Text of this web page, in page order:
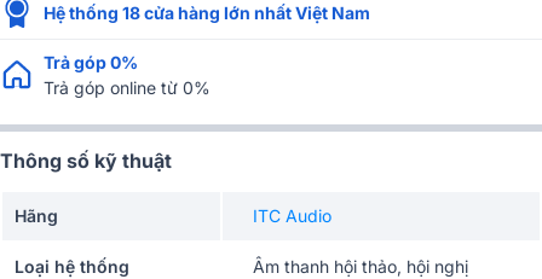
Hệ thống 18 cửa hàng lớn nhất Việt Nam
Trả góp 0%
Trả góp online từ 0%
Thông số kỹ thuật
Hãng ITC Audio
Loại hệ thống Âm thanh hội thảo, hội nghị